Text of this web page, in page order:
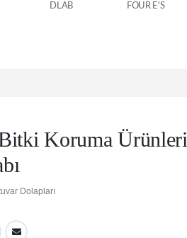
DLAB FOUR E'S
Koruma Ürünleri
Dolapları